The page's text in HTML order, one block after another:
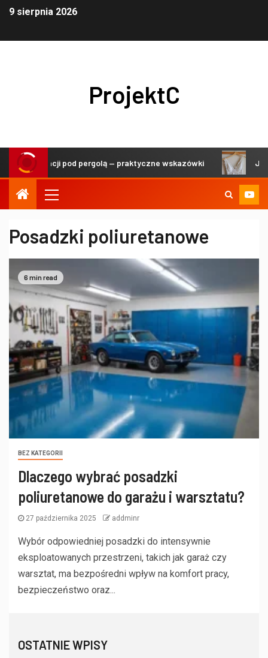
9 sierpnia 2026
ProjektC
i dekoracji pod pergolą — praktyczne wskazówki Jak
Posadzki poliuretanowe
6 min read
BEZ KATEGORII
Dlaczego wybrać posadzki
poliuretanowe do garażu i warsztatu?
27 października 2025 addminr
Wybór odpowiedniej posadzki do intensywnie
eksploatowanych przestrzeni, takich jak garaż czy
warsztat, ma bezpośredni wpływ na komfort pracy,
bezpieczeństwo oraz...
OSTATNIE WPISY